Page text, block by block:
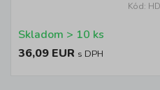
Kód:
Skladom > 10 ks
36,09 EUR s DPH